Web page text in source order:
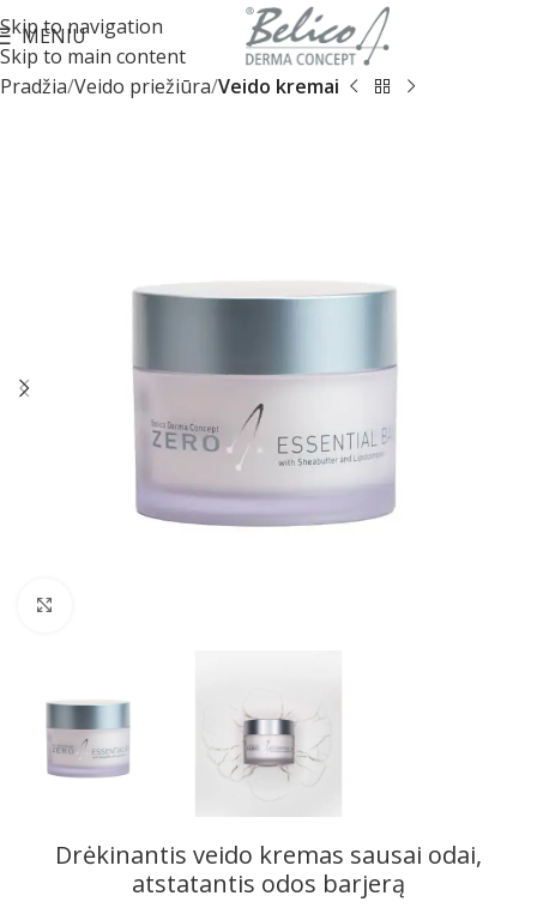
Skip to navigation
Skip to main content
MENIU
Pradžia Veido priežiūra Veido kremai
Drėkinantis veido kremas sausai odai,
atstatantis odos barjerą